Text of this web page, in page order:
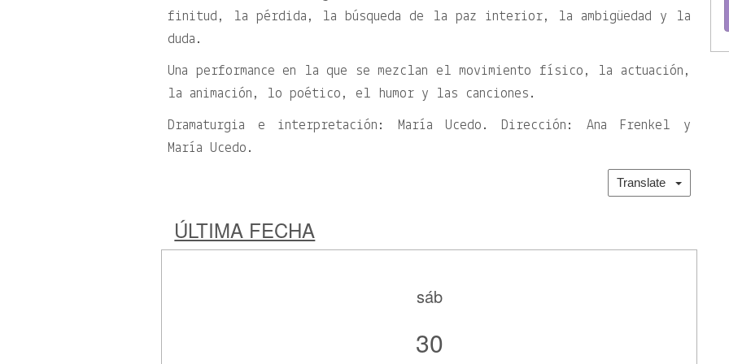
finitud, la pérdida, la búsqueda de la paz interior, la ambigüedad y la
duda.
Una performance en la que se mezclan el movimiento físico, la actuación,
la animación, lo poético, el humor y las canciones.
Dramaturgia e interpretación: María Ucedo. Dirección: Ana Frenkel y
María Ucedo.
Translate
ÚLTIMA FECHA
sáb
30